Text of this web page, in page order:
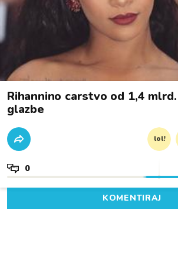
Rihannino carstvo od 1,4
glazbe
lol!
0
KOMENTIRAJ